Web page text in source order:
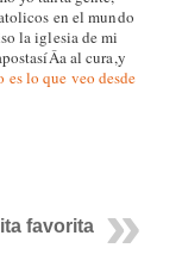
en el mundo
la iglesia de mi
al cura,y
es lo que veo desde
favorita